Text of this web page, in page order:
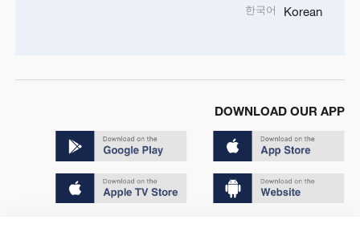
Korean
한국어
DOWNLOAD OUR APP